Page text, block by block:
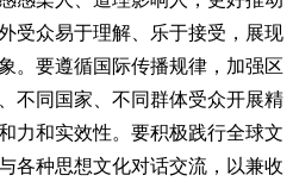
受众易于理解、乐于接受，展现
。要遵循国际传播规律，加强区
不同国家、不同群体受众开展精
力和实效性。要积极践行全球文
各种思想文化对话交流，以兼收